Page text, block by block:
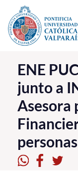
Click acá para ir
La Universidad
Investigación,
PUCV
Vinculación con
Admisión
ENE
junto a
Asesora
personas